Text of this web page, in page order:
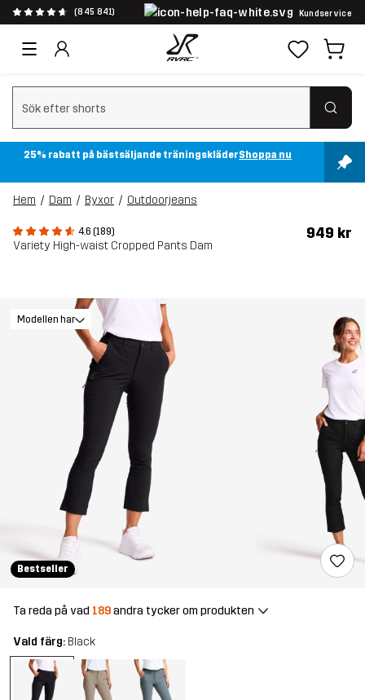
(845 841) Kundservice
Rensa sök
25% rabatt på bästsäljande träningskläderShoppa nu
Hem Dam Byxor Outdoorjeans
4.6 (189)
Variety High-waist Cropped Pants Dam
949 kr
Bestseller
Modellen har
Ta reda på vad 189andra tycker om produkten
Vald färg: Black